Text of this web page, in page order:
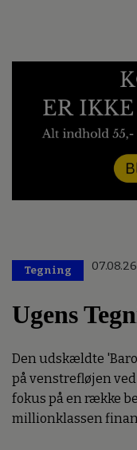
Tegning 07.08.26
Ugens
Den udskældte
på venstrefløjen
fokus på en række
millionklassen